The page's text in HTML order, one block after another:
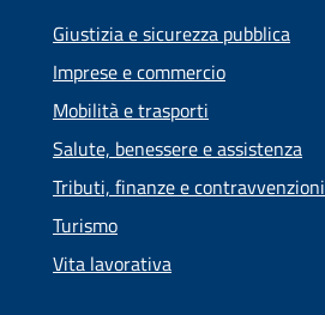
Giustizia e sicurezza pubblica
Imprese e commercio
Mobilità e trasporti
Salute, benessere e assistenza
Tributi, finanze e contravvenzioni
Turismo
Vita lavorativa